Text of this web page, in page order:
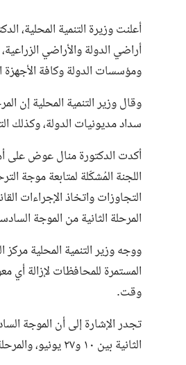
أراضي الدولة والأراضي
ومؤسسات الدولة وكافة الأجهزة
سداد مديونيات الدولة، وكذلك
أكدت الدكتورة منال عوض على
اللجنة المُشكّلة لمتابعة موجة
التجاوزات واتخاذ الإجراءات
المرحلة الثانية من الموجة
ووجه وزير التنمية المحلية مركز
المستمرة للمحافظات لإزالة أي
وقت.
الثانية بين ١٠ و٢٧ يونيو، والمرحلة الثالثة بين ٥ و٢٥ يوليو ٢٠٢٥.